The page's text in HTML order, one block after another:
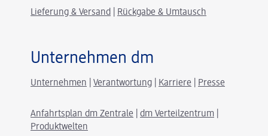
Lieferung & Versand Rückgabe & Umtausch
Unternehmen dm
Unternehmen Verantwortung Karriere Presse
Anfahrtsplan dm Zentrale dm Verteilzentrum
Produktwelten